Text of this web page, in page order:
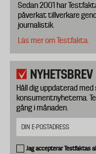
Sedan 2001 har
påverkat tillverkare
journalistik.
Läs mer om Testfakta.
NYHETSBREV
Håll dig uppdaterad
konsumentnyheterna.
gång i månaden.
Jag accepterar Testfaktas